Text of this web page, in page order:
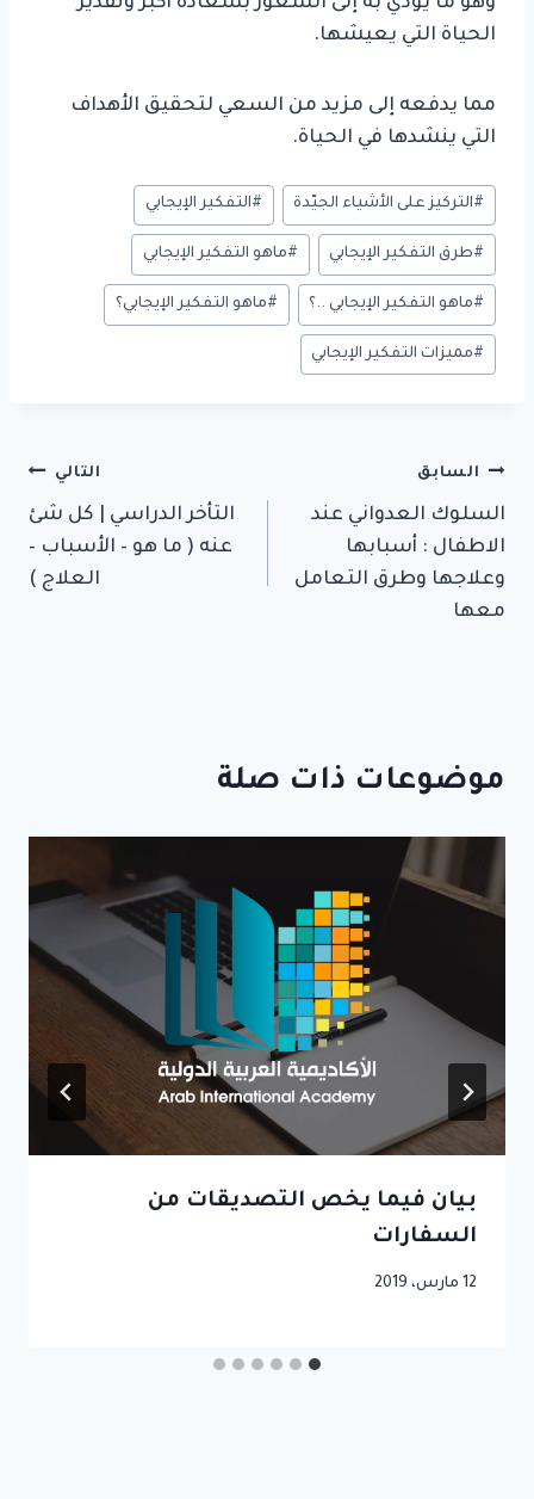
الحياة التي يعيشها.
مما يدفعه إلى مزيد من السعي لتحقيق الأهداف
التي ينشدها في الحياة.
وسوم
المقال:
#التركيز على الأشياء الجيّدة #التفكير الإيجابي
#طرق التفكير الإيجابي #ماهو التفكير الإيجابي
#ماهو التفكير الإيجابي ..؟ #ماهو التفكير الإيجابي؟
#مميزات التفكير الإيجابي
تصفّح
المقالات
السابق
السلوك العدواني عند
الاطفال : أسبابها
وعلاجها وطرق التعامل
معها
التالي
التأخر الدراسي | كل شئ
عنه ( ما هو – الأسباب –
العلاج )
موضوعات ذات صلة
بيان فيما يخص التصديقات من
السفارات
12 مارس، 2019